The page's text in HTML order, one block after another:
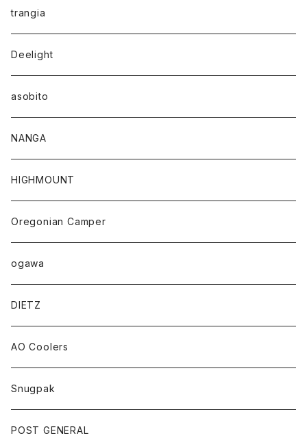
trangia
Deelight
asobito
NANGA
HIGHMOUNT
Oregonian Camper
ogawa
DIETZ
AO Coolers
Snugpak
POST GENERAL